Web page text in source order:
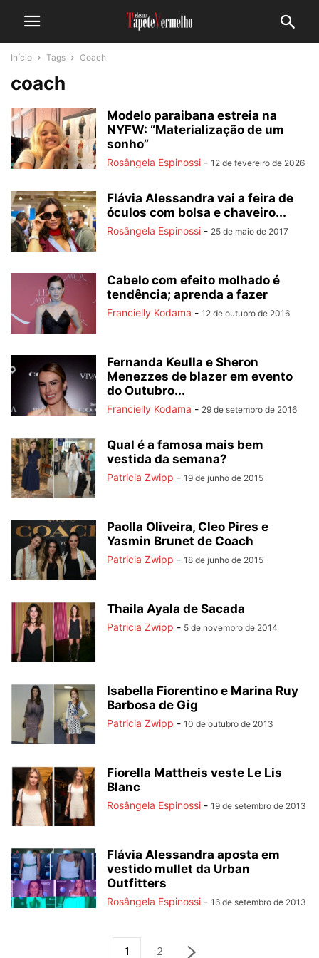
Início Tags Coach
coach
Modelo paraibana estreia na
NYFW: “Materialização de um
sonho”
Rosângela Espinossi - 12 de fevereiro de 2026
Flávia Alessandra vai a feira de
óculos com bolsa e chaveiro...
Rosângela Espinossi - 25 de maio de 2017
Cabelo com efeito molhado é
tendência; aprenda a fazer
Francielly Kodama - 12 de outubro de 2016
Fernanda Keulla e Sheron
Menezzes de blazer em evento
do Outubro...
Francielly Kodama - 29 de setembro de 2016
Qual é a famosa mais bem
vestida da semana?
Patricia Zwipp - 19 de junho de 2015
Paolla Oliveira, Cleo Pires e
Yasmin Brunet de Coach
Patricia Zwipp - 18 de junho de 2015
Thaila Ayala de Sacada
Patricia Zwipp - 5 de novembro de 2014
Isabella Fiorentino e Marina Ruy
Barbosa de Gig
Patricia Zwipp - 10 de outubro de 2013
Fiorella Mattheis veste Le Lis
Blanc
Rosângela Espinossi - 19 de setembro de 2013
Flávia Alessandra aposta em
vestido mullet da Urban
Outfitters
Rosângela Espinossi - 16 de setembro de 2013
1 2